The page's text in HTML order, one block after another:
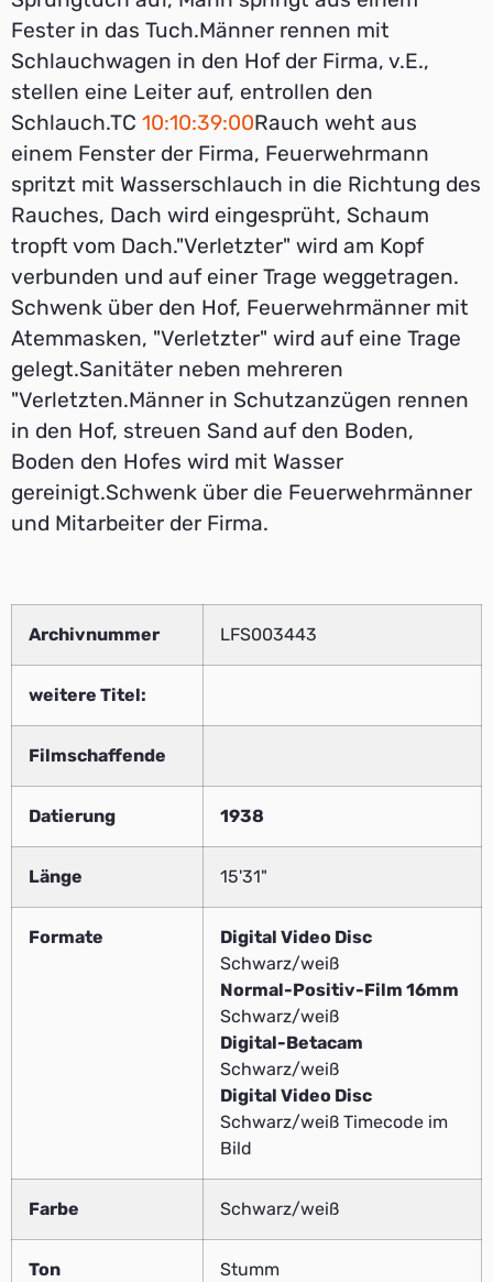
Fester in das Tuch.Männer rennen mit
Schlauchwagen in den Hof der Firma, v.E.,
stellen eine Leiter auf, entrollen den
Schlauch.TC 10:10:39:00Rauch weht aus
einem Fenster der Firma, Feuerwehrmann
spritzt mit Wasserschlauch in die Richtung des
Rauches, Dach wird eingesprüht, Schaum
tropft vom Dach."Verletzter" wird am Kopf
verbunden und auf einer Trage weggetragen.
Schwenk über den Hof, Feuerwehrmänner mit
Atemmasken, "Verletzter" wird auf eine Trage
gelegt.Sanitäter neben mehreren
"Verletzten.Männer in Schutzanzügen rennen
in den Hof, streuen Sand auf den Boden,
Boden den Hofes wird mit Wasser
gereinigt.Schwenk über die Feuerwehrmänner
und Mitarbeiter der Firma.
Archivnummer LFS003443
weitere Titel:
Filmschaffende
Datierung 1938
Länge 15'31"
Formate
Digital Video Disc
Schwarz/weiß
Normal-Positiv-Film 16mm
Schwarz/weiß
Digital-Betacam
Schwarz/weiß
Digital Video Disc
Schwarz/weiß Timecode im
Bild
Farbe Schwarz/weiß
Ton Stumm